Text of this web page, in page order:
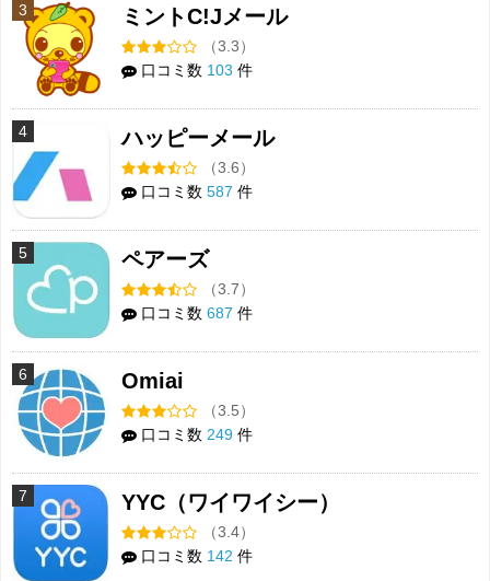
3 ミントC!Jメール
（3.3）
口コミ数 103 件
4 ハッピーメール
（3.6）
口コミ数 587 件
5 ペアーズ
（3.7）
口コミ数 687 件
6 Omiai
（3.5）
口コミ数 249 件
7 YYC（ワイワイシー）
（3.4）
口コミ数 142 件